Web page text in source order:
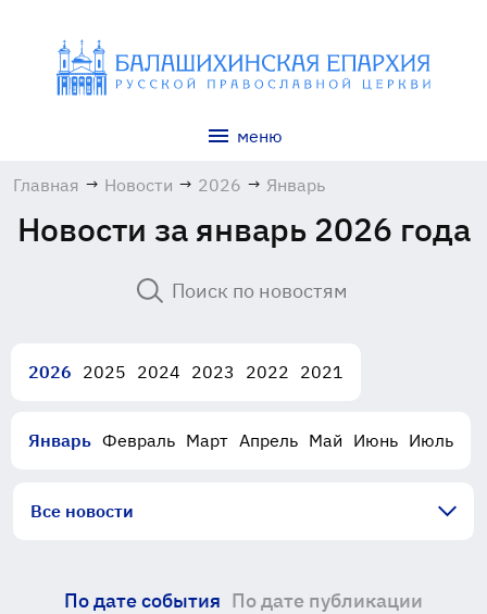
меню
Главная → Новости → 2026 → Январь
Новости за январь 2026 года
2026 2025 2024 2023 2022 2021
Январь Февраль Март Апрель Май Июнь Июль
Все новости
По дате события По дате публикации